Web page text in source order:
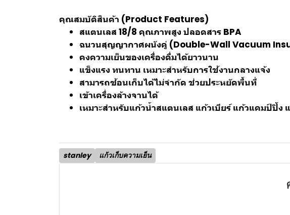
คุณสมบัติสินค้า (Product Features)
สแตนเลส 18/8 คุณภาพสูง ปลอดสาร BPA
ฉนวนสุญญากาศผนังคู่ (Double-Wall Vacuum
คงความเย็นของเครื่องดื่มได้ยาวนาน
แข็งแรง ทนทาน เหมาะสำหรับการใช้งานกลางแจ้ง
สามารถซ้อนเก็บได้ไม่จำกัด ช่วยประหยัดพื้นที่
เข้าเครื่องล้างจานได้
เหมาะสำหรับแก้วน้ำสแตนเลส แก้วเบียร์ แก้วแคมป์ปิ้
stanley แก้วเก็บความเย็น